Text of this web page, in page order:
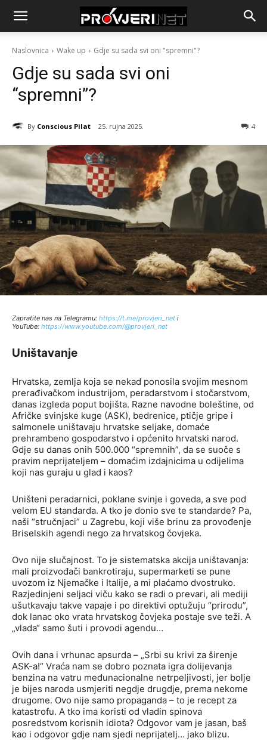
Naslovnica Wake up Gdje su sada svi oni "spremni"?
Gdje su sada svi oni
“spremni”?
By Conscious Pilat 25. rujna 2025. 4
Zapratite nas na Telegramu: https://t.me/provjeri_net i
YouTube: https://www.youtube.com/@provjeri_net
Uništavanje
Hrvatska, zemlja koja se nekad ponosila svojim mesnom
prerađivačkom industrijom, peradarstvom i stočarstvom,
danas izgleda poput bojišta. Razne navodne boleštine, od
Afričke svinjske kuge (ASK), bedrenice, ptičje gripe i
salmonele uništavaju hrvatske seljake, domaće
prehrambeno gospodarstvo i općenito hrvatski narod.
Gdje su danas onih 500.000 “spremnih”, da se suoče s
pravim neprijateljem – domaćim izdajnicima u odijelima
koji nas guraju u glad i kaos?
Uništeni peradarnici, poklane svinje i goveda, a sve pod
velom EU standarda. A tko je donio sve te standarde? Pa,
naši “stručnjaci” u Zagrebu, koji više brinu za provođenje
Briselskih agendi nego za hrvatskog čovjeka.
Ovo nije slučajnost. To je sistematska akcija uništavanja:
mali proizvođači bankrotiraju, supermarketi se pune
uvozom iz Njemačke i Italije, a mi plaćamo dvostruko.
Razjedinjeni seljaci viču kako se radi o prevari, ali mediji
ušutkavaju takve vapaje i po direktivi optužuju “prirodu”,
dok lanac oko vrata hrvatskog čovjeka postaje sve teži. A
„vlada“ samo šuti i provodi agendu…
Ovih dana i vrhunac apsurda – „Srbi su krivi za širenje
ASK-a!“ Vraća nam se dobro poznata igra dolijevanja
benzina na vatru međunacionalne netrpeljivosti, jer bolje
je bijes naroda usmjeriti negdje drugdje, prema nekome
drugome. Ovo nije samo propaganda – to je recept za
katastrofu. A tko ima koristi od vladin spinova
posredstvom korisnih idiota? Odgovor vam je jasan, baš
kao i odgovor gdje nam sjedi neprijatelj… jako blizu.